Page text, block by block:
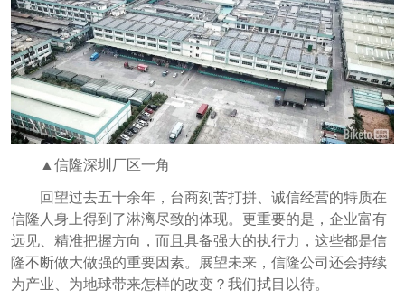
▲信隆深圳厂区一角
回望过去五十余年，台商刻苦打拼、诚信经营的特质在
信隆人身上得到了淋漓尽致的体现。更重要的是，企业富有
远见、精准把握方向，而且具备强大的执行力，这些都是信
隆不断做大做强的重要因素。展望未来，信隆公司还会持续
为产业、为地球带来怎样的改变？我们拭目以待。